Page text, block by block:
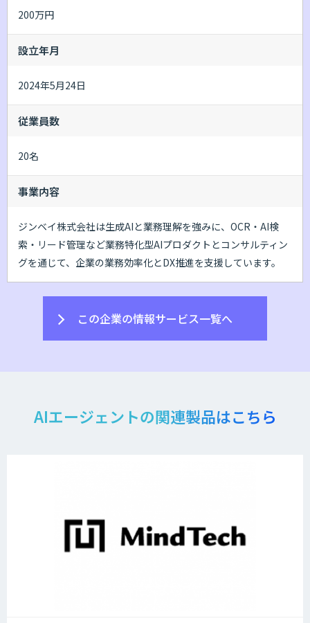
200万円
設立年月
2024年5月24日
従業員数
20名
事業内容
ジンベイ株式会社は生成AIと業務理解を強みに、OCR・AI検
索・リード管理など業務特化型AIプロダクトとコンサルティン
グを通じて、企業の業務効率化とDX推進を支援しています。
この企業の情報サービス一覧へ
AIエージェントの関連製品はこちら